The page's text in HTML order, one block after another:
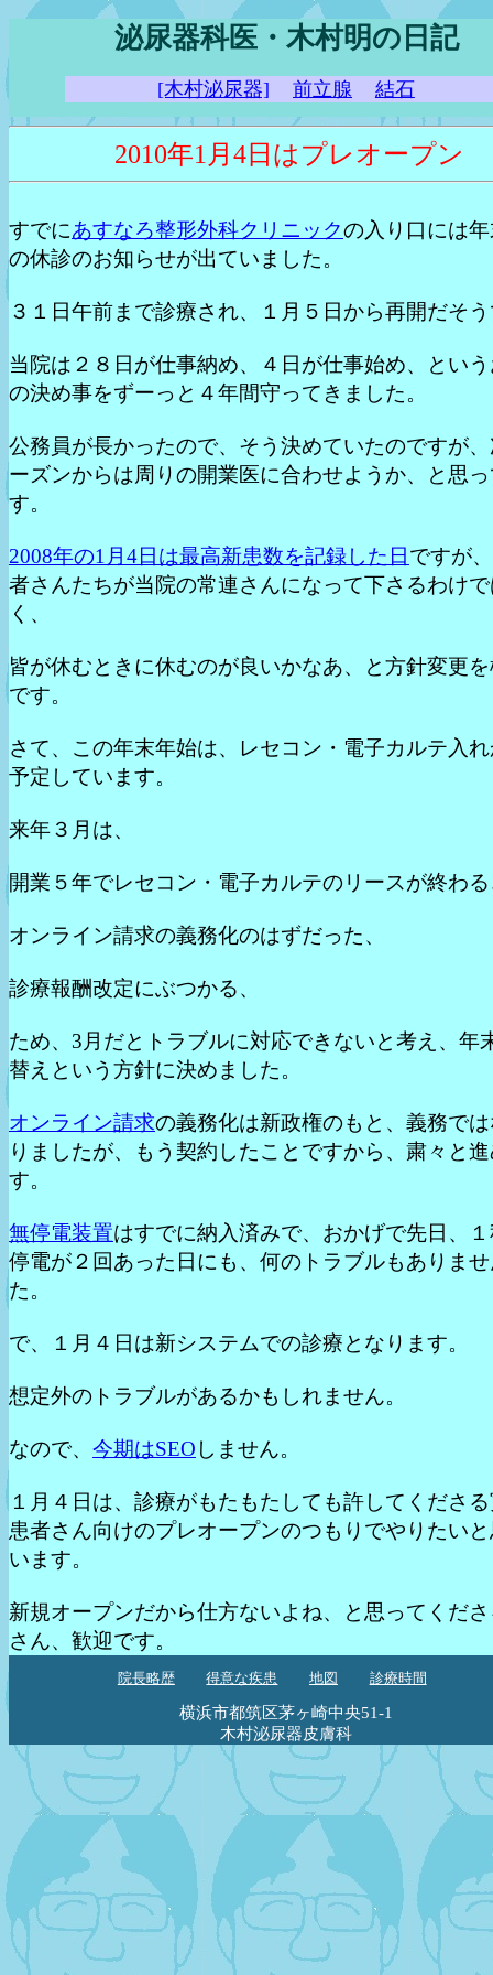
泌尿器科医・木村明の日記
[木村泌尿器] 前立腺 結石
2010年1月4日はプレオープン
すでにあすなろ整形外科クリニックの入り口には
の休診のお知らせが出ていました。
３１日午前まで診療され、１月５日から再開だそ
当院は２８日が仕事納め、４日が仕事始め、とい
の決め事をずーっと４年間守ってきました。
公務員が長かったので、そう決めていたのですが
ーズンからは周りの開業医に合わせようか、と思
す。
2008年の1月4日は最高新患数を記録した日 ですが
者さんたちが当院の常連さんになって下さるわけ
く、
皆が休むときに休むのが良いかなあ、と方針変更
です。
さて、この年末年始は、レセコン・電子カルテ入
予定しています。
来年３月は、
開業５年でレセコン・電子カルテのリースが終わ
オンライン請求の義務化のはずだった、
診療報酬改定にぶつかる、
ため、3月だとトラブルに対応できないと考え、年
替えという方針に決めました。
オンライン請求の義務化は新政権のもと、義務で
りましたが、もう契約したことですから、粛々と
す。
無停電装置はすでに納入済みで、おかげで先日、
停電が２回あった日にも、何のトラブルもありま
た。
で、１月４日は新システムでの診療となります。
想定外のトラブルがあるかもしれません。
なので、 今期はSEO しません。
１月４日は、診療がもたもたしても許してくださ
患者さん向けのプレオープンのつもりでやりたい
います。
新規オープンだから仕方ないよね、と思ってくだ
さん、歓迎です。
院長略歴 得意な疾患 地図 診療時間
横浜市都筑区茅ヶ崎中央51-1
木村泌尿器皮膚科